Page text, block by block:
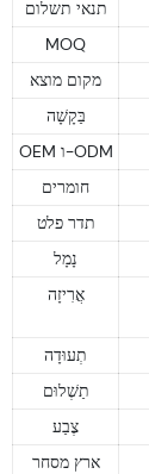
תנאי תשלום
MOQ
מקום מוצא
בַּקָשָׁה
OEM ו-ODM
חומרים
תדר פלט
נָמָל
אֲרִיזָה
תְעוּדָה
תַשְׁלוּם
צֶבַע
ארץ מסחר